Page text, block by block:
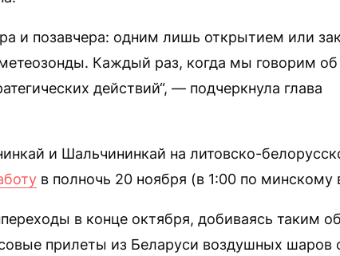
и позавчера: одним лишь открытием или
Каждый раз, когда мы говорим об
действий“, — подчеркнула глава
и Шальчининкай на литовско-
в полночь 20 ноября (в 1:00 по минскому
в конце октября, добиваясь таким
прилеты из Беларуси воздушных шаров